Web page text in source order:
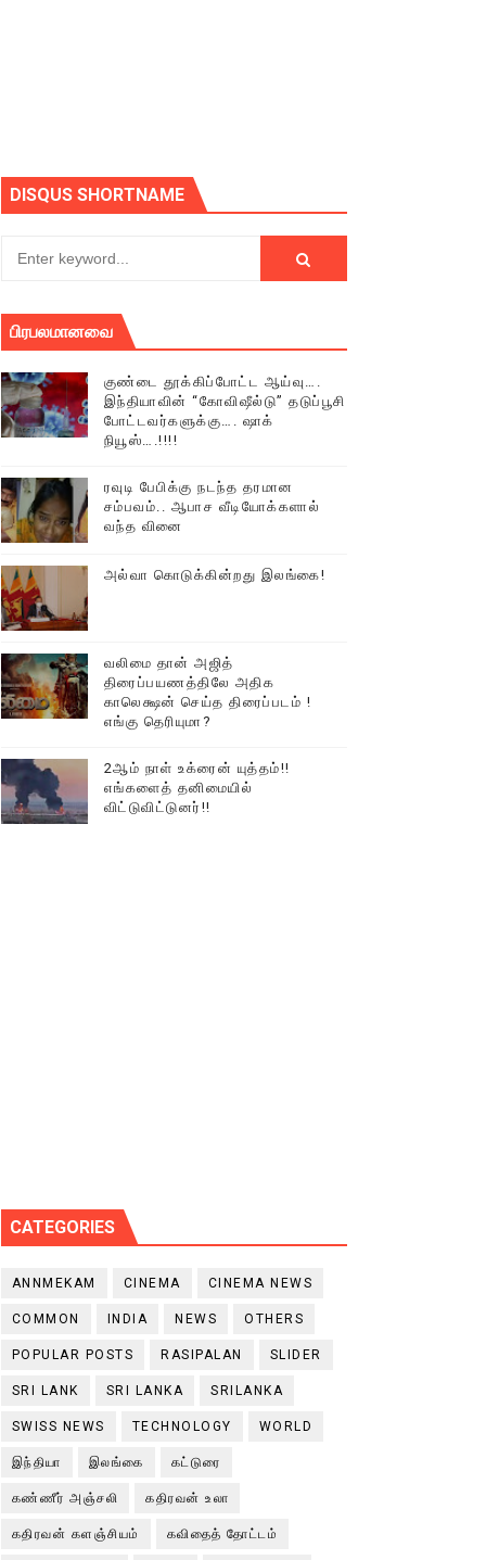
(செய்தியும்,படங்களும்..)
திரண்ட தமிழ்மக்கள்!!
DISQUS SHORTNAME
பிரபலமானவை
குண்டை தூக்கிப்போட்ட ஆய்வு….
இந்தியாவின் “கோவிஷீல்டு” தடுப்பூசி
போட்டவர்களுக்கு…. ஷாக்
நியூஸ்….!!!!
ரவுடி பேபிக்கு நடந்த தரமான
சம்பவம்.. ஆபாச வீடியோக்களால்
வந்த வினை
அல்வா கொடுக்கின்றது இலங்கை!
வலிமை தான் அஜித்
திரைப்பயணத்திலே அதிக
காலெக்ஷன் செய்த திரைப்படம் !
எங்கு தெரியுமா?
2ஆம் நாள் உக்ரைன் யுத்தம்!!
எங்களைத் தனிமையில்
விட்டுவிட்டுனர்!!
CATEGORIES
ANNMEKAM CINEMA CINEMA NEWS
COMMON INDIA NEWS OTHERS
POPULAR POSTS RASIPALAN SLIDER
SRI LANK SRI LANKA SRILANKA
SWISS NEWS TECHNOLOGY WORLD
இந்தியா இலங்கை கட்டுரை
கண்ணீர் அஞ்சலி கதிரவன் உலா
கதிரவன் களஞ்சியம் கவிதைத் தோட்டம்